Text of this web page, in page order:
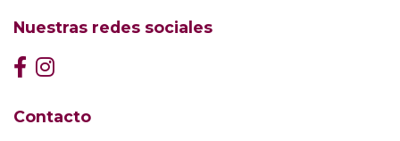
Nuestras redes sociales
Contacto